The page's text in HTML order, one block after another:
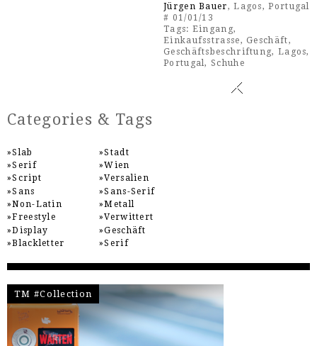
Jürgen Bauer, Lagos, Portugal
# 01/01/13
Tags: Eingang,
Einkaufsstrasse,Geschäft,
Geschäftsbeschriftung, Lagos,
Portugal,Schuhe
Categories & Tags
Slab
Serif
Script
Sans
Non-Latin
Freestyle
Display
Blackletter
Stadt
Wien
Versalien
Sans-Serif
Metall
Verwittert
Geschäft
Serif
TM #Collection